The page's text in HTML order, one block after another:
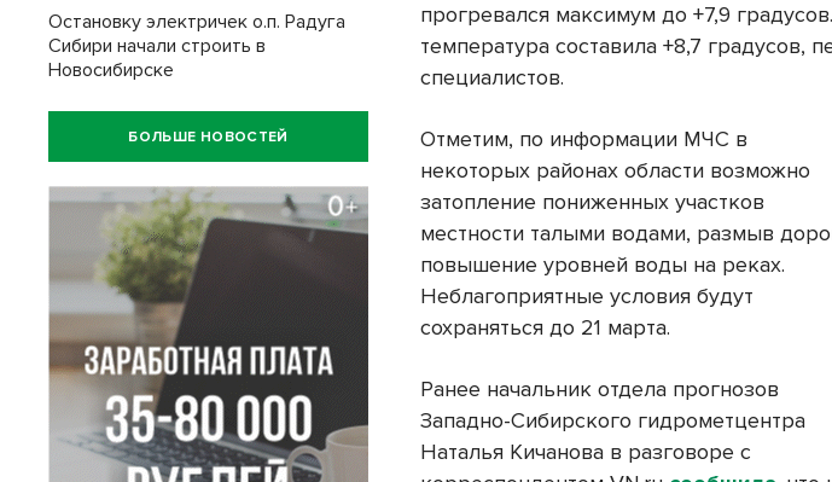
прогревался максимум до +7,9
температура составила +8,7 градусов,
специалистов.
Отметим, по информации МЧС в
некоторых районах области возможно
затопление пониженных участков
местности талыми водами, размыв
повышение уровней воды на реках.
Неблагоприятные условия будут
сохраняться до 21 марта.
Ранее начальник отдела прогнозов
Западно-Сибирского гидрометцентра
Наталья Кичанова в разговоре с
Остановку электричек о.п. Радуга
Сибири начали строить в
Новосибирске
БОЛЬШЕ НОВОСТЕЙ